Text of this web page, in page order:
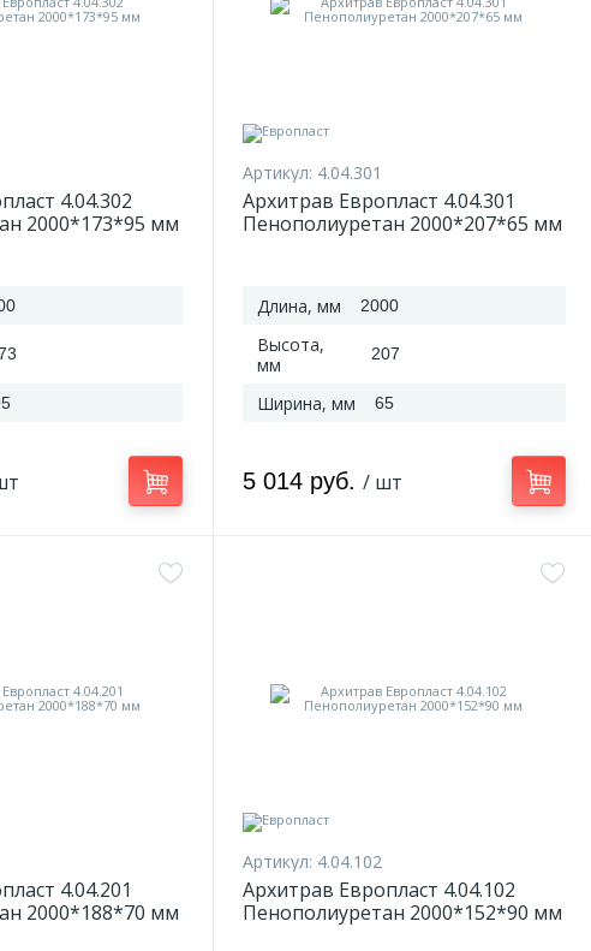
4.04.302
2000*173*95 мм
Артикул: 4.04.301
Архитрав Европласт 4.04.301
Пенополиуретан 2000*207*65 мм
Длина, мм 2000
Высота,
мм
207
Ширина, мм 65
5 014 руб. / шт
4.04.201
2000*188*70 мм
Артикул: 4.04.102
Архитрав Европласт 4.04.102
Пенополиуретан 2000*152*90 мм